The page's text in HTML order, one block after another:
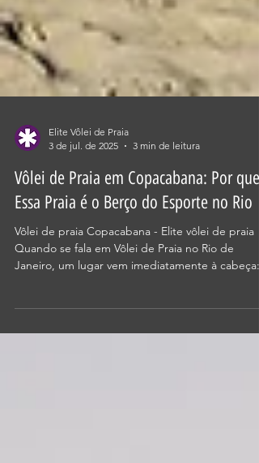
3 de jul. de 2025
3 min de leitura
Vôlei de Praia em Copacabana: Por que
Essa Praia é o Berço do Esporte no Rio
Vôlei de praia Copacabana - Elite vôlei de praia
Quando se fala em Vôlei de Praia no Rio de